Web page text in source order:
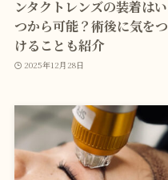
ンタクトレンズの装着はい
つから可能？術後に気をつ
けることも紹介
2025年12月28日